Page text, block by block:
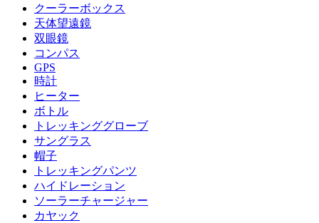
クーラーボックス
天体望遠鏡
双眼鏡
コンパス
GPS
時計
ヒーター
ボトル
トレッキンググローブ
サングラス
帽子
トレッキングパンツ
ハイドレーション
ソーラーチャージャー
カヤック